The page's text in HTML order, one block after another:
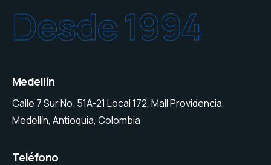
Desde 1994
Medellín
Calle 7 Sur No. 51A-21 Local 172, Mall Providencia,
Medellín, Antioquia, Colombia
Teléfono